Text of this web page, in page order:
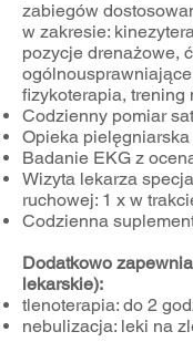
zabiegów
w zakresie:
pozycje drenażowe,
fizykoterapia, trening
Codzienny pomiar
Opieka pielęgniarska
Badanie EKG z
Wizyta lekarza
ruchowej: 1 x w
Codzienna
Dodatkowo
lekarskie):
tlenoterapia: do 2
nebulizacja: leki na